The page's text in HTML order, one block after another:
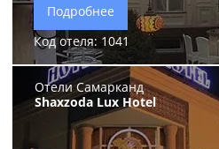
Подробнее
Код отеля: 1041
Отели Самарканд
Shaxzoda Lux Hotel